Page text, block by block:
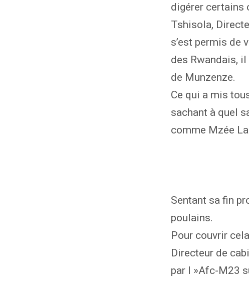
digérer certains
Tshisola,
s’est permis de
des Rwandais,
de Munzenze.
Ce qui a mis
sachant à quel
comme Mzée
Sentant sa fin
poulains.
Pour couvrir
Directeur de
par l »Afc-M23